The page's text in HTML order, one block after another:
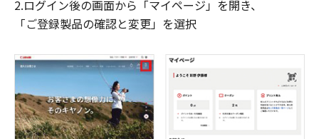
2.ログイン後の画面から「マイページ」を開き、
「ご登録製品の確認と変更」を選択